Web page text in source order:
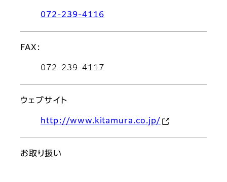
072-239-4116
FAX:
072-239-4117
ウェブサイト
http://www.kitamura.co.jp/
お取り扱い